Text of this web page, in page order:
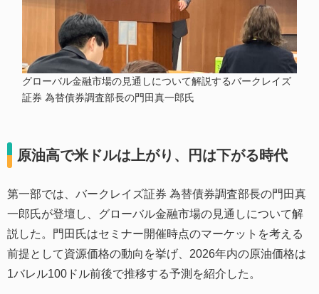
グローバル金融市場の見通しについて解説するバークレイズ
証券 為替債券調査部長の門田真一郎氏
原油高で米ドルは上がり、円は下がる時代
第一部では、バークレイズ証券 為替債券調査部長の門田真
一郎氏が登壇し、グローバル金融市場の見通しについて解
説した。門田氏はセミナー開催時点のマーケットを考える
前提として資源価格の動向を挙げ、2026年内の原油価格は
1バレル100ドル前後で推移する予測を紹介した。